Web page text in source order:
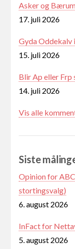
Asker og
17. juli 2026
Gyda Oddekalv
15. juli 2026
Blir Ap eller Frp
14. juli 2026
Vis alle
Siste
Opinion for
stortingsvalg)
6. august 2026
InFact for
5. august 2026